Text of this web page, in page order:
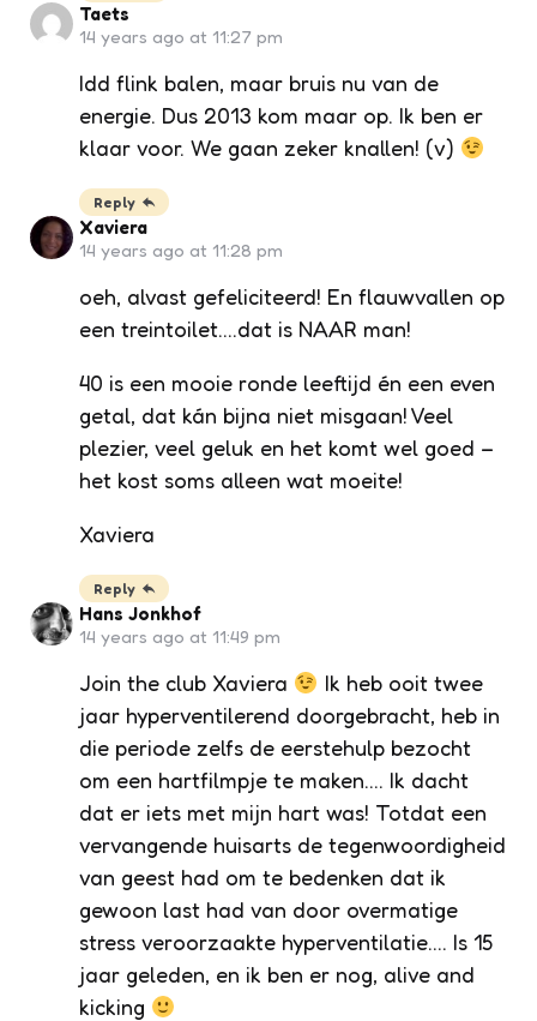
Taets
14 years ago at 11:27 pm
Idd flink balen, maar bruis nu van de
energie. Dus 2013 kom maar op. Ik ben er
klaar voor. We gaan zeker knallen! (v)
Reply
Xaviera
14 years ago at 11:28 pm
oeh, alvast gefeliciteerd! En flauwvallen op
een treintoilet….dat is NAAR man!
40 is een mooie ronde leeftijd én een even
getal, dat kán bijna niet misgaan! Veel
plezier, veel geluk en het komt wel goed –
het kost soms alleen wat moeite!
Xaviera
Reply
Hans Jonkhof
14 years ago at 11:49 pm
Join the club Xaviera
Ik heb ooit twee
jaar hyperventilerend doorgebracht, heb in
die periode zelfs de eerstehulp bezocht
om een hartfilmpje te maken…. Ik dacht
dat er iets met mijn hart was! Totdat een
vervangende huisarts de tegenwoordigheid
van geest had om te bedenken dat ik
gewoon last had van door overmatige
stress veroorzaakte hyperventilatie…. Is 15
jaar geleden, en ik ben er nog, alive and
kicking